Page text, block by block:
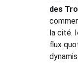
des
la cité.
flux